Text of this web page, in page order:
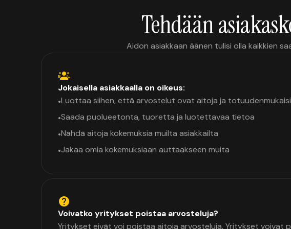
Tehdään
Aidon asiakkaan äänen tulisi olla kaikkien
Jokaisella asiakkaalla on oikeus:
•Luottaa siihen, että arvostelut ovat aitoja ja
•Saada puolueetonta, tuoretta ja luotettavaa tietoa
•Nähdä aitoja kokemuksia muilta asiakkailta
•Jakaa omia kokemuksiaan auttaakseen muita
Voivatko yritykset poistaa arvosteluja?
Yritykset eivät voi poistaa aitoja arvosteluja. Yritykset voivat